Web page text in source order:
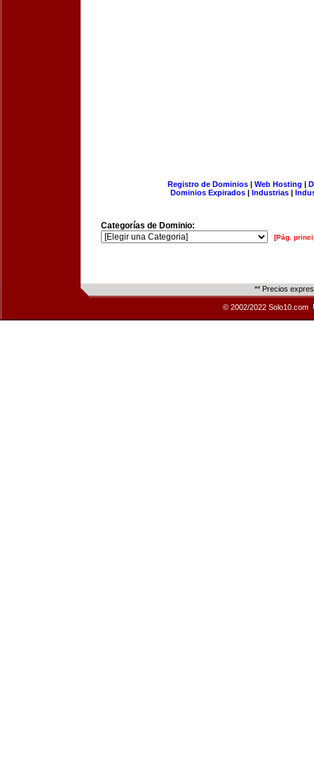
Registro de Dominios| Web Hosting |
Dominios Expirados | Industrias |
Categorías de Dominio:
[Pág.
** Precios
© 2002/2022 Solo10.com